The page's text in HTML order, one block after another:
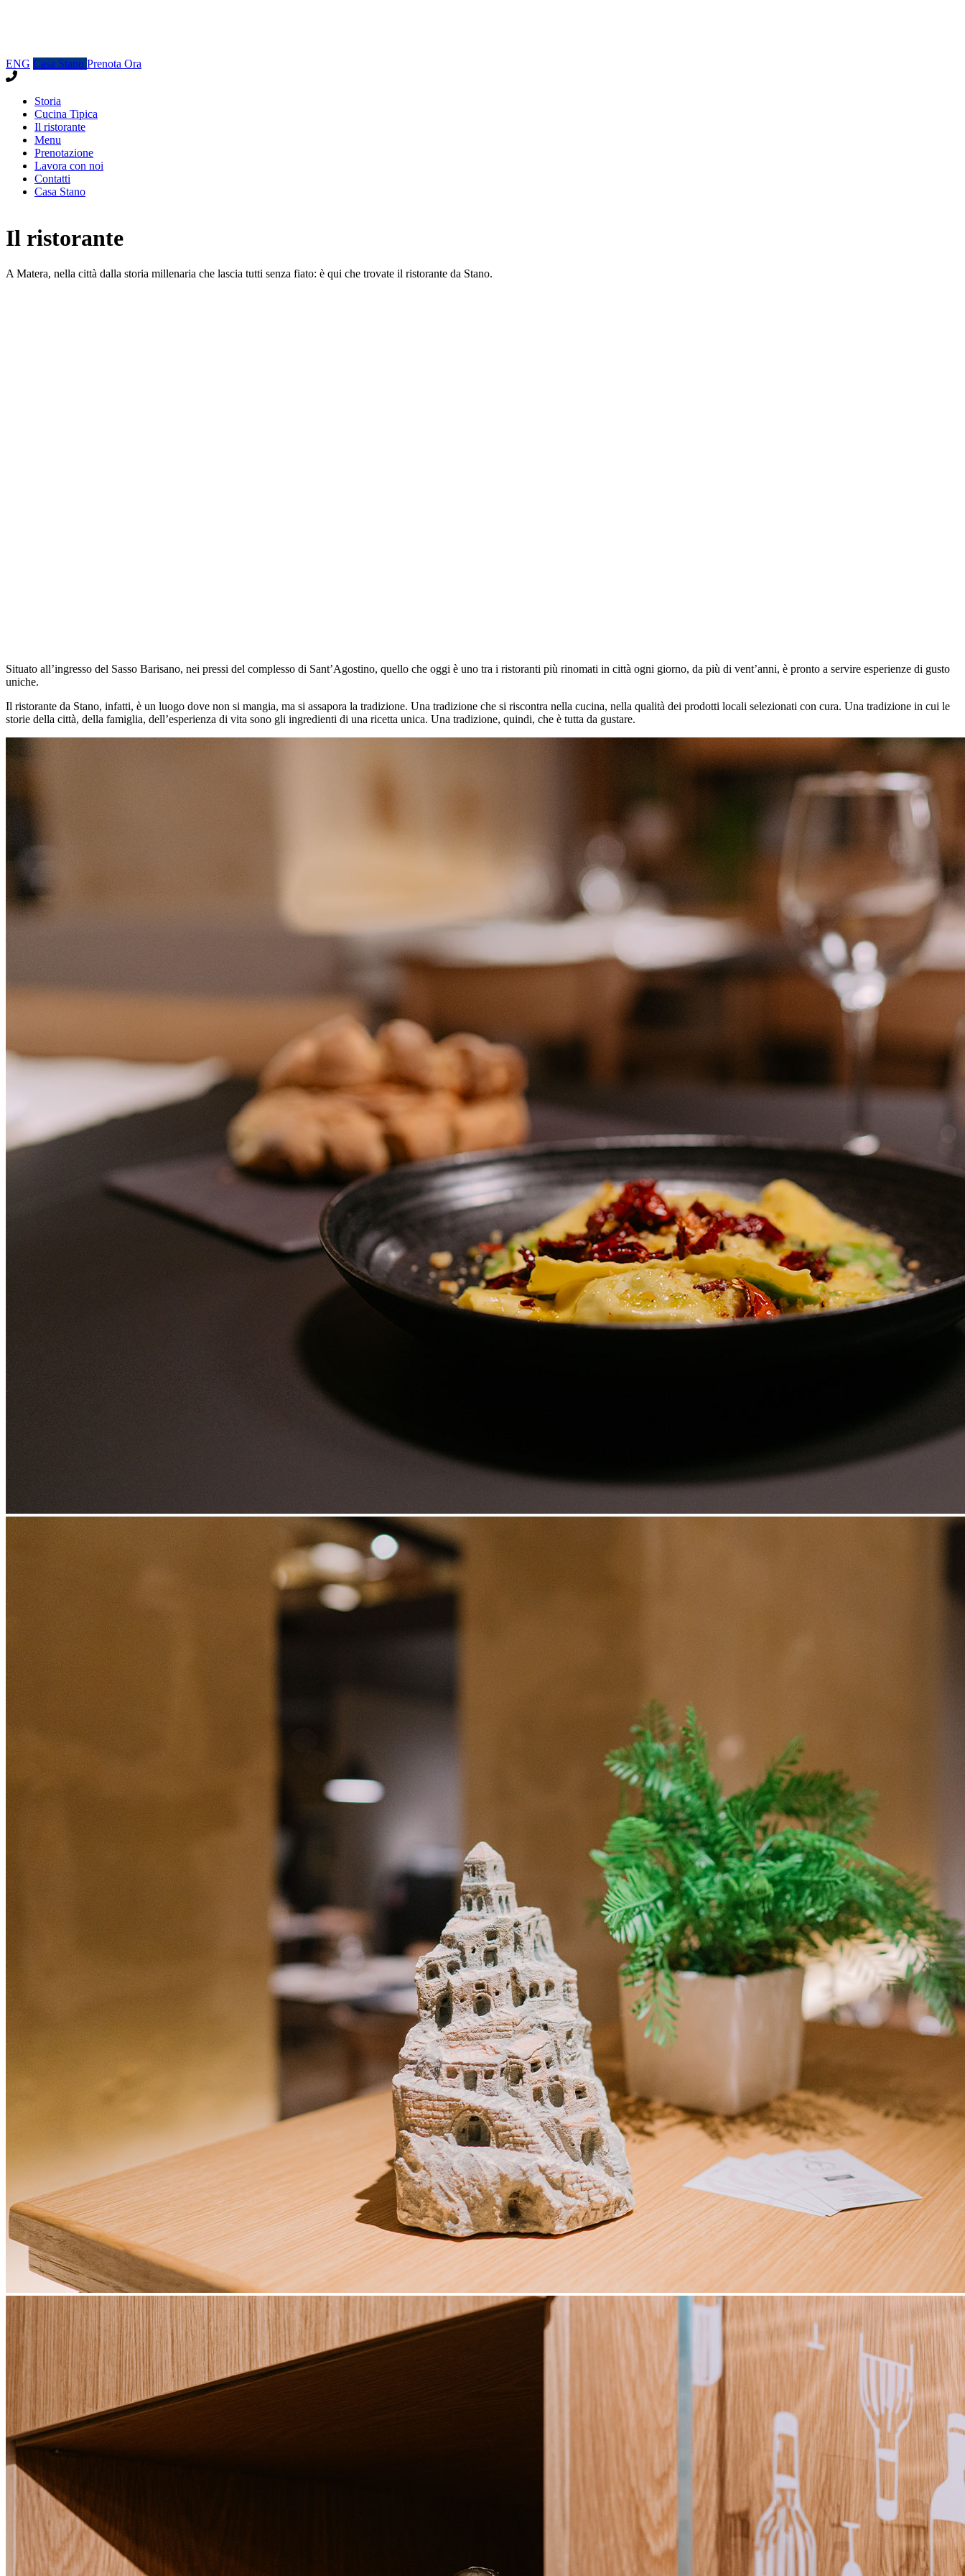
ENG Casa Stano Prenota Ora
Storia
Cucina Tipica
Il ristorante
Menu
Prenotazione
Lavora con noi
Contatti
Casa Stano
Il ristorante
A Matera, nella città dalla storia millenaria che lascia tutti senza fiato: è qui che trovate il ristorante da Stano.
Situato all’ingresso del Sasso Barisano, nei pressi del complesso di Sant’Agostino, quello che oggi è uno tra i ristoranti più rinomati in città ogni giorno, da più di vent’anni, è pronto a servire esperienze di gusto
uniche.
Il ristorante da Stano, infatti, è un luogo dove non si mangia, ma si assapora la tradizione. Una tradizione che si riscontra nella cucina, nella qualità dei prodotti locali selezionati con cura. Una tradizione in cui le
storie della città, della famiglia, dell’esperienza di vita sono gli ingredienti di una ricetta unica. Una tradizione, quindi, che è tutta da gustare.